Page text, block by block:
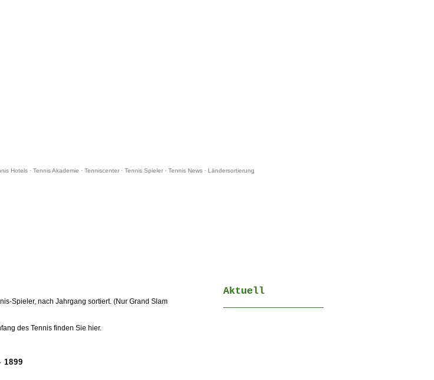
Hotels · Tennis Akademie · Tenniscenter· Tennis Spieler· Tennis News· Ländersortierung
Spieler, nach Jahrgang sortiert. (Nur Grand Slam
des Tennis finden Sie hier.
1899
Aktuell